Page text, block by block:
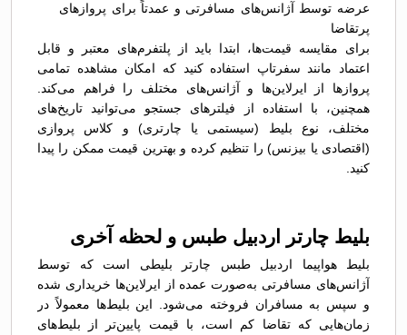
عرضه توسط آژانس‌های مسافرتی و عمدتاً برای پروازهای
پرتقاضا
برای مقایسه قیمت‌ها، ابتدا باید از پلتفرم‌های معتبر و قابل
اعتماد مانند سفرتاپ استفاده کنید که امکان مشاهده تمامی
پروازها از ایرلاین‌ها و آژانس‌های مختلف را فراهم می‌کند.
همچنین، با استفاده از فیلترهای جستجو می‌توانید تاریخ‌های
مختلف، نوع بلیط (سیستمی یا چارتری) و کلاس پروازی
(اقتصادی یا بیزنس) را تنظیم کرده و بهترین قیمت ممکن را پیدا
کنید.
بلیط چارتر اردبیل طبس و لحظه آخری
بلیط هواپیما اردبیل طبس چارتر بلیطی است که توسط
آژانس‌های مسافرتی به‌صورت عمده از ایرلاین‌ها خریداری شده
و سپس به مسافران فروخته می‌شود. این بلیط‌ها معمولاً در
زمان‌هایی که تقاضا کم است، با قیمت پایین‌تر از بلیط‌های